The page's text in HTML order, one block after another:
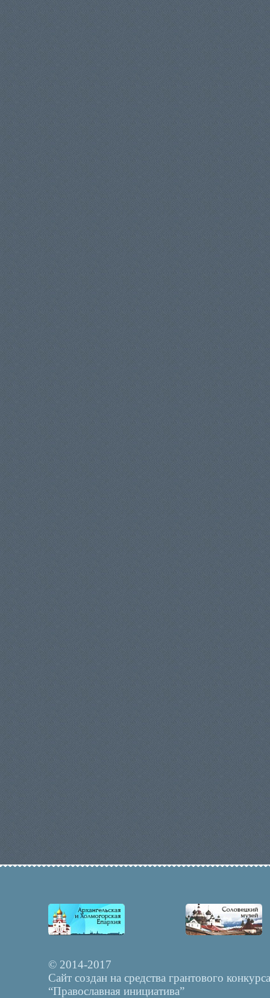
© 2014-2017
Сайт создан на средства грантового конкурса
“Православная инициатива”